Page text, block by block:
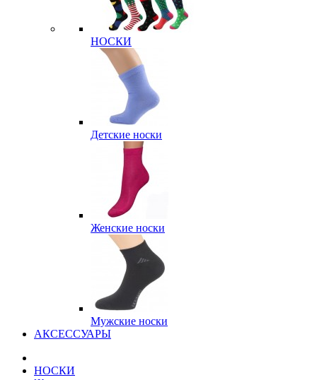
НОСКИ
Детские носки
Женские носки
Мужские носки
АКСЕССУАРЫ
НОСКИ